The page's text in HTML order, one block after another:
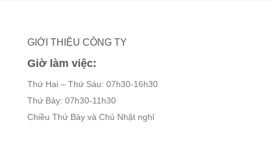
GIỚI THIỆU CÔNG TY
Giờ làm việc:
Thứ Hai – Thứ Sáu: 07h30-16h30
Thứ Bảy: 07h30-11h30
Chiều Thứ Bảy và Chủ Nhật nghỉ